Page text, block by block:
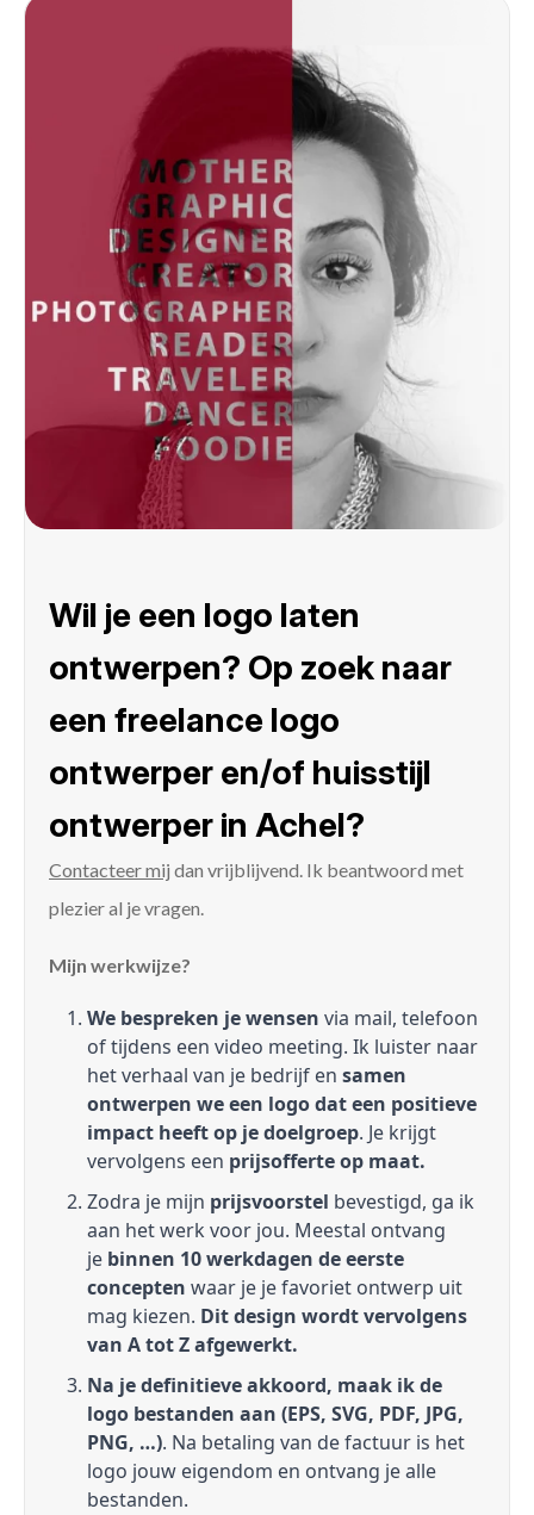
Wil je een logo laten
ontwerpen? Op zoek naar
een freelance logo
ontwerper en/of huisstijl
ontwerper in Achel?
Contacteer mij dan vrijblijvend. Ik beantwoord met
plezier al je vragen.
Mijn werkwijze?
We bespreken je wensen via mail, telefoon
of tijdens een video meeting. Ik luister naar
het verhaal van je bedrijf en samen
ontwerpen we een logo dat een positieve
impact heeft op je doelgroep. Je krijgt
vervolgens een prijsofferte op maat.
Zodra je mijn prijsvoorstel bevestigd, ga ik
aan het werk voor jou. Meestal ontvang
je binnen 10 werkdagen de eerste
concepten waar je je favoriet ontwerp uit
mag kiezen. Dit design wordt vervolgens
van A tot Z afgewerkt.
Na je definitieve akkoord, maak ik de
logo bestanden aan (EPS, SVG, PDF, JPG,
PNG, …). Na betaling van de factuur is het
logo jouw eigendom en ontvang je alle
bestanden.